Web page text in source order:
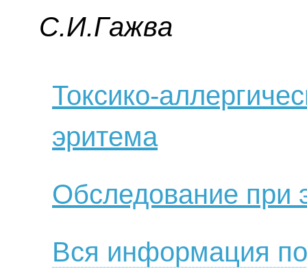
C.И.Гaжвa
Токсико-
эритема
Обследование при
Вся информация